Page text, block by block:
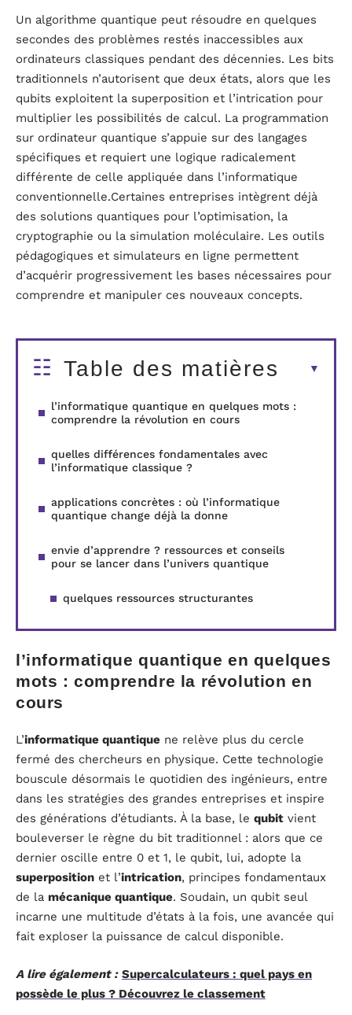
Un algorithme quantique peut résoudre en quelques
secondes des problèmes restés inaccessibles aux
ordinateurs classiques pendant des décennies. Les bits
traditionnels n’autorisent que deux états, alors que les
qubits exploitent la superposition et l’intrication pour
multiplier les possibilités de calcul. La programmation
sur ordinateur quantique s’appuie sur des langages
spécifiques et requiert une logique radicalement
différente de celle appliquée dans l’informatique
conventionnelle.Certaines entreprises intègrent déjà
des solutions quantiques pour l’optimisation, la
cryptographie ou la simulation moléculaire. Les outils
pédagogiques et simulateurs en ligne permettent
d’acquérir progressivement les bases nécessaires pour
comprendre et manipuler ces nouveaux concepts.
Table des matières
l’informatique quantique en quelques mots :
comprendre la révolution en cours
quelles différences fondamentales avec
l’informatique classique ?
applications concrètes : où l’informatique
quantique change déjà la donne
envie d’apprendre ? ressources et conseils
pour se lancer dans l’univers quantique
quelques ressources structurantes
l’informatique quantique en quelques
mots : comprendre la révolution en
cours
L’informatique quantique ne relève plus du cercle
fermé des chercheurs en physique. Cette technologie
bouscule désormais le quotidien des ingénieurs, entre
dans les stratégies des grandes entreprises et inspire
des générations d’étudiants. À la base, le qubit vient
bouleverser le règne du bit traditionnel : alors que ce
dernier oscille entre 0 et 1, le qubit, lui, adopte la
superposition et l’intrication, principes fondamentaux
de la mécanique quantique. Soudain, un qubit seul
incarne une multitude d’états à la fois, une avancée qui
fait exploser la puissance de calcul disponible.
A lire également : Supercalculateurs : quel pays en
possède le plus ? Découvrez le classement